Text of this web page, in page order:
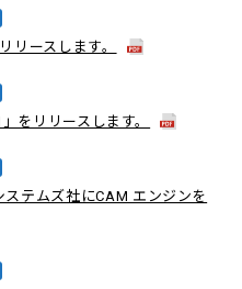
リースします。
をリリースします。
テムズ社にCAM エンジンを